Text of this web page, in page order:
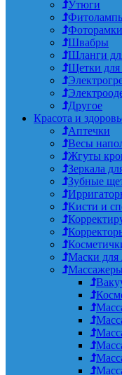
Утюги
Фоторамки
Швабры
Шланги
Щетки для
Другое
Красота и
Аптечки
Весы
Жгуты
Зеркала
Зубные
Кисти и
Маски для